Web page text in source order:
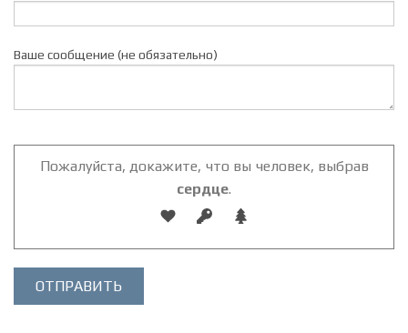
Ваше сообщение (не обязательно)
Пожалуйста, докажите, что вы человек, выбрав
сердце.